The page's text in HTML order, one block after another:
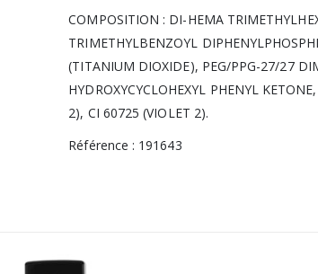
COMPOSITION : DI-HEMA
TRIMETHYLBENZOYL
(TITANIUM DIOXIDE), PEG/PPG-27/27
HYDROXYCYCLOHEXYL PHENYL
2), CI 60725 (VIOLET 2).
Référence : 191643